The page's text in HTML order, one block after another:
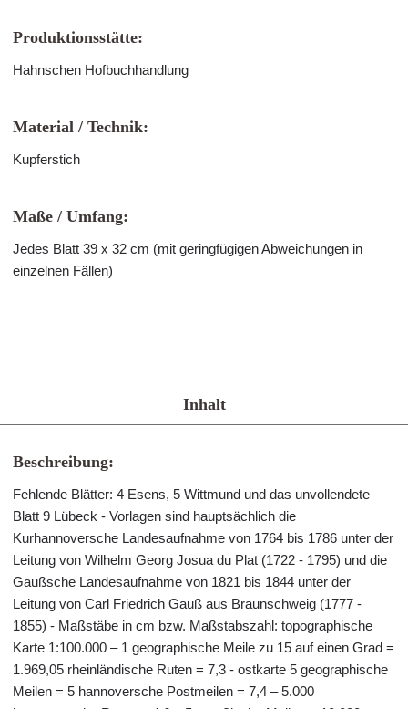
Produktionsstätte:
Hahnschen Hofbuchhandlung
Material / Technik:
Kupferstich
Maße / Umfang:
Jedes Blatt 39 x 32 cm (mit geringfügigen Abweichungen in
einzelnen Fällen)
Inhalt
Beschreibung:
Fehlende Blätter: 4 Esens, 5 Wittmund und das unvollendete
Blatt 9 Lübeck - Vorlagen sind hauptsächlich die
Kurhannoversche Landesaufnahme von 1764 bis 1786 unter der
Leitung von Wilhelm Georg Josua du Plat (1722 - 1795) und die
Gaußsche Landesaufnahme von 1821 bis 1844 unter der
Leitung von Carl Friedrich Gauß aus Braunschweig (1777 -
1855) - Maßstäbe in cm bzw. Maßstabszahl: topographische
Karte 1:100.000 – 1 geographische Meile zu 15 auf einen Grad =
1.969,05 rheinländische Ruten = 7,3 - ostkarte 5 geographische
Meilen = 5 hannoversche Postmeilen = 7,4 – 5.000